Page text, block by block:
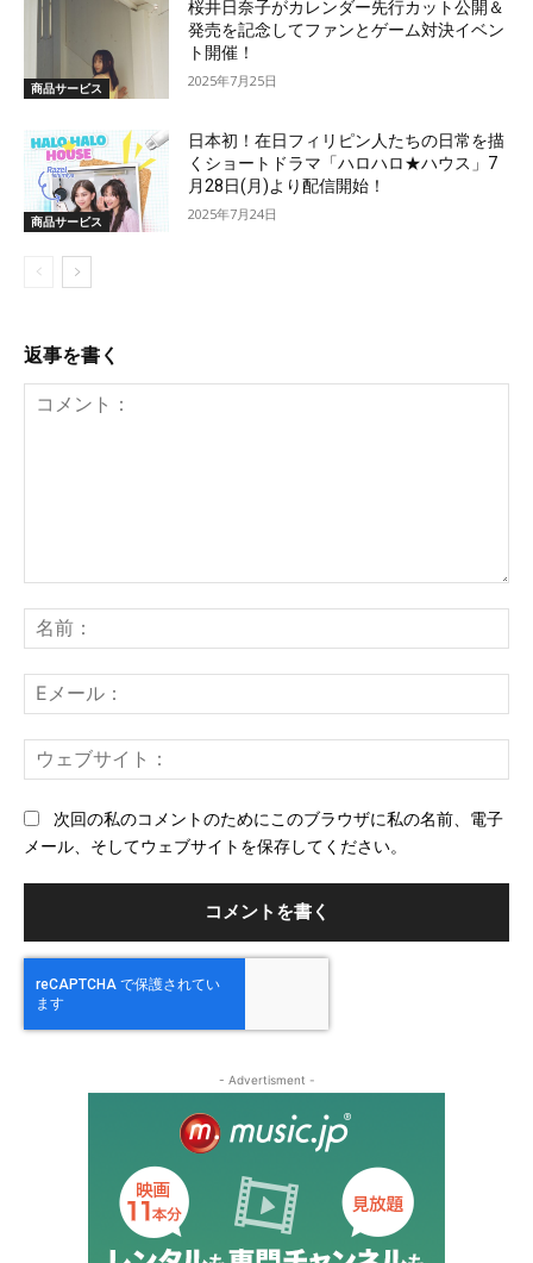
商品サービス
桜井日奈子がカレンダー先行カット公開＆
発売を記念してファンとゲーム対決イベン
ト開催！
2025年7月25日
商品サービス
日本初！在日フィリピン人たちの日常を描
くショートドラマ「ハロハロ★ハウス」7
月28日(月)より配信開始！
2025年7月24日
返事を書く
ン
ト：
前
メ
ー
ェ
次回の私のコメントのためにこのブラウザに私の名前、電子
メール、そしてウェブサイトを保存してください。
- Advertisment -